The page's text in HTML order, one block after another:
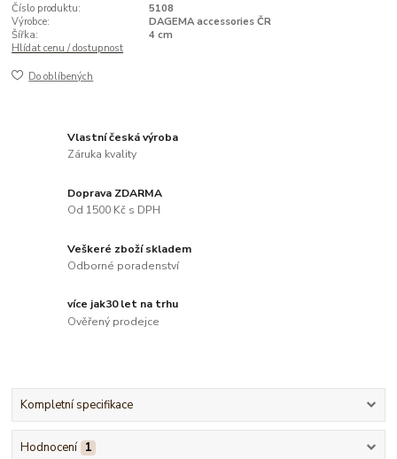
Číslo produktu:
5108
Výrobce:
DAGEMA accessories ČR
Šířka:
4 cm
Hlídat cenu / dostupnost
Do oblíbených
Vlastní česká výroba
Záruka kvality
Doprava ZDARMA
Od 1500 Kč s DPH
Veškeré zboží skladem
Odborné poradenství
více jak30 let na trhu
Ověřený prodejce
Kompletní specifikace
Hodnocení 1